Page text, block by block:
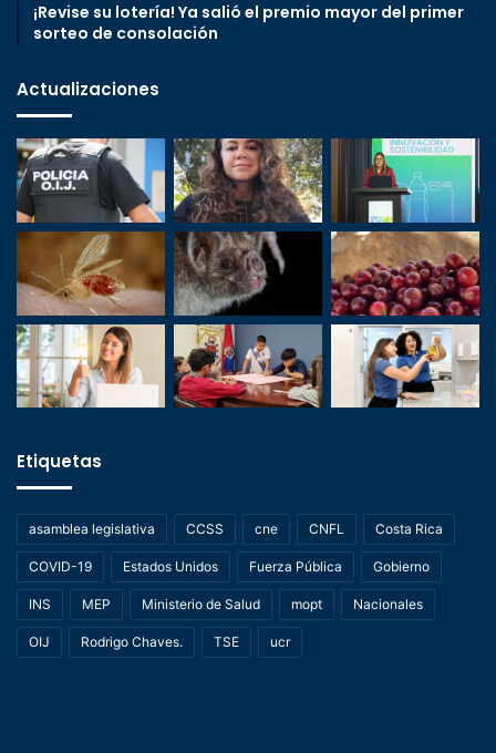
¡Revise su lotería! Ya salió el premio mayor del primer
sorteo de consolación
Actualizaciones
Etiquetas
asamblea legislativa CCSS cne CNFL Costa Rica
COVID-19 Estados Unidos Fuerza Pública Gobierno
INS MEP Ministerio de Salud mopt Nacionales
OIJ Rodrigo Chaves. TSE ucr